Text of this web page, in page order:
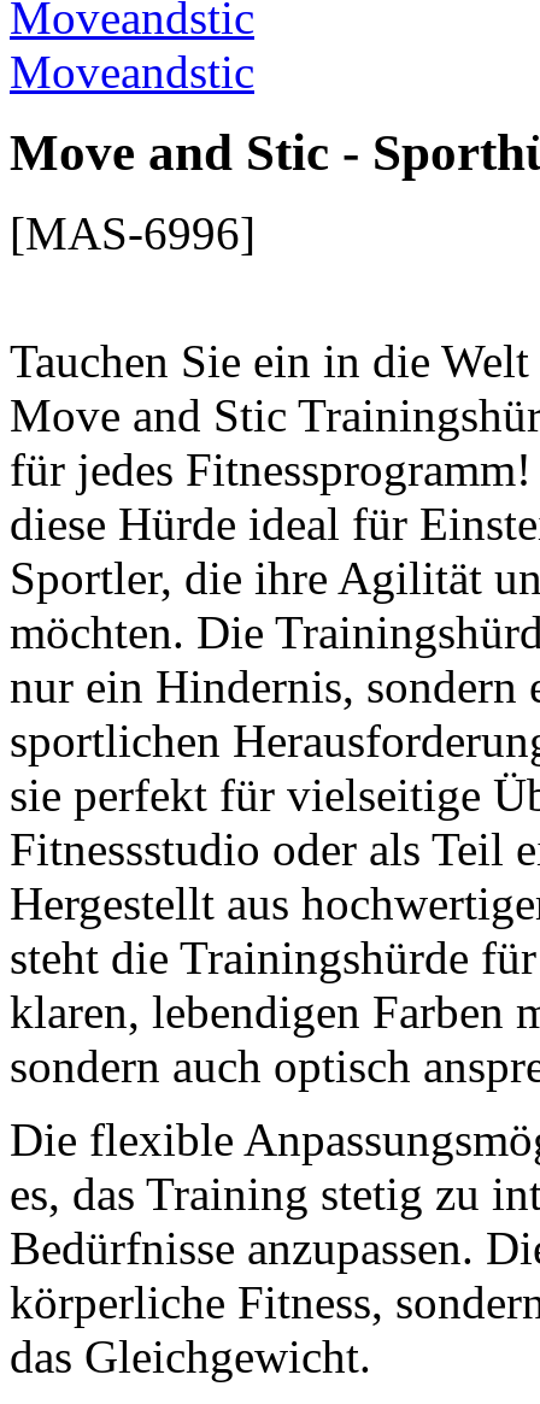
Moveandstic
Move and Stic -
[MAS-6996]
Tauchen Sie ein in die
Move and Stic
für jedes
diese Hürde ideal für
Sportler, die ihre Agilität
möchten. Die
nur ein Hindernis, sondern
sportlichen
sie perfekt für vielseitige
Fitnessstudio oder als Teil
Hergestellt aus
steht die Trainingshürde
klaren, lebendigen Farben
sondern auch optisch
Die flexible
es, das Training stetig zu
Bedürfnisse anzupassen.
körperliche Fitness,
das Gleichgewicht.